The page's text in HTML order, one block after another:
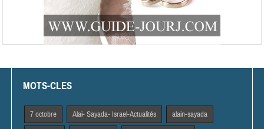
MOTS-CLES
7 octobre Alai- Sayada- Israel-Actualités alain-sayada